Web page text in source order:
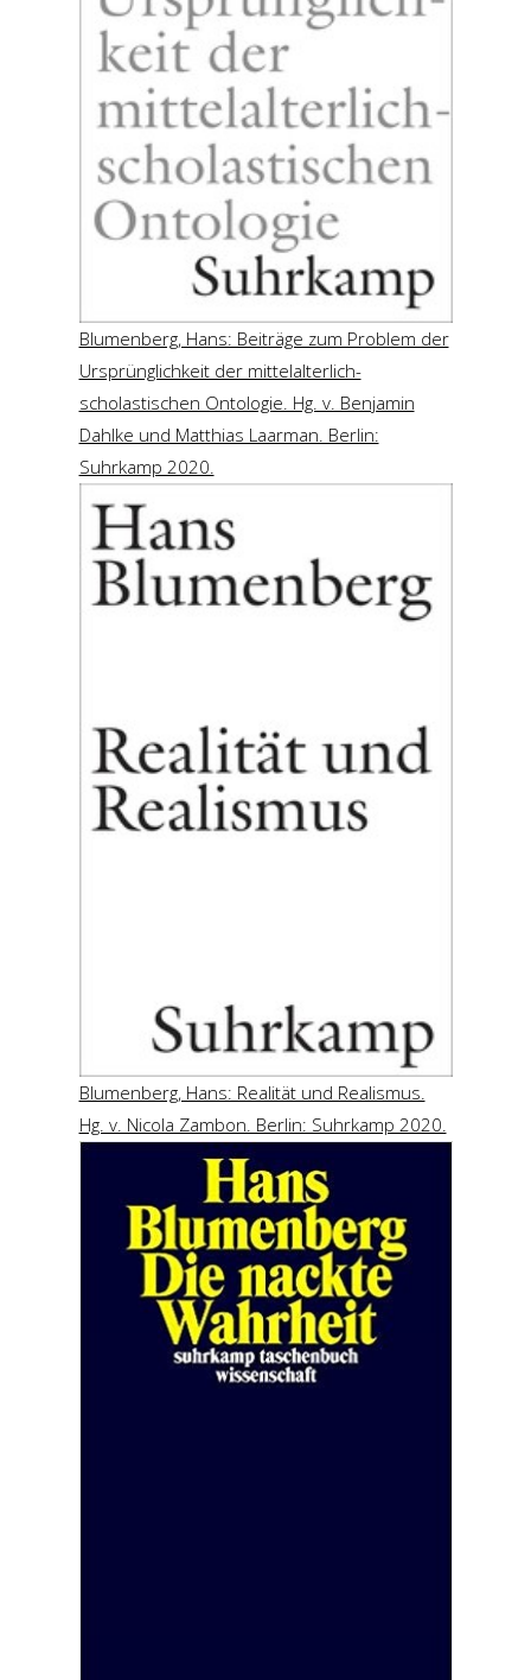
Blumenberg, Hans: Beiträge zum Problem der
Ursprünglichkeit der mittelalterlich-
scholastischen Ontologie. Hg. v. Benjamin
Dahlke und Matthias Laarman. Berlin:
Suhrkamp 2020.
Blumenberg, Hans: Realität und Realismus.
Hg. v. Nicola Zambon. Berlin: Suhrkamp 2020.